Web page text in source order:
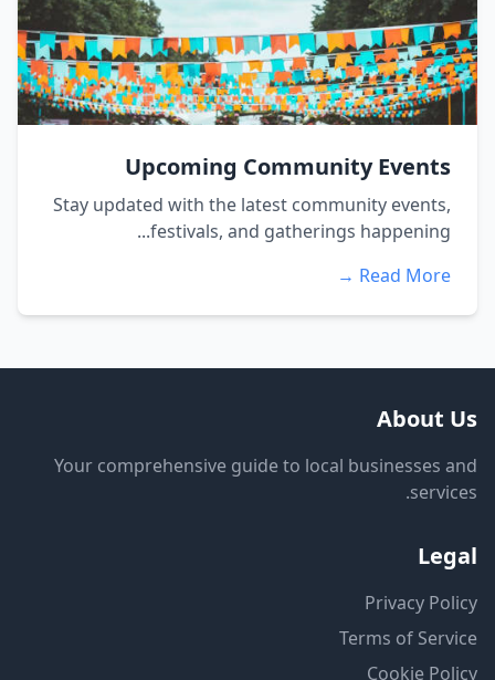
Upcoming Community Events
Stay updated with the latest community events,
festivals, and gatherings happening...
Read More →
About Us
Your comprehensive guide to local businesses and
services.
Legal
Privacy Policy
Terms of Service
Cookie Policy